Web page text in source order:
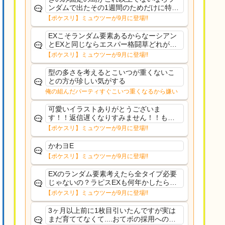
ンダムで出たその1週間のためだけに特定
のタイプにリソース割くのなんだかむな
しい気がするわ出番がないってわけじゃ
ないから無駄ではないんだけど
【ポケスリ】ミュウツーが9月に登場!!
EXこそランダム要素あるからなーシアン
とEXと同じならエスパー格闘草どれが事
前に来るか分からんから、積む必要があ
るミュウツーは使いにくくね？って思っ
た
【ポケスリ】ミュウツーが9月に登場!!
型の多さを考えるとこいつが重くないこ
との方が珍しい気がする
俺の組んだパーティすぐこいつ重くなるから嫌い
可愛いイラストありがとうございま
す！！返信遅くなりすみません！！もう
少ししたら通常再開できます！
【ポケスリ】ミュウツーが9月に登場!!
かわヨE
【ポケスリ】ミュウツーが9月に登場!!
EXのランダム要素考えたら全タイプ必要
じゃないの？ラピスEXも何年かしたら来
るだろうし後から厳選したい育てたいっ
て思ってもどうにもならないのがこのゲ
ームだしな
【ポケスリ】ミュウツーが9月に登場!!
3ヶ月以上前に1枚目引いたんですが実は
まだ育ててなくて....おてボの採用への影